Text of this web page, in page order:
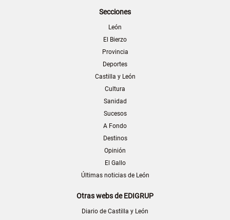
Secciones
León
El Bierzo
Provincia
Deportes
Castilla y León
Cultura
Sanidad
Sucesos
A Fondo
Destinos
Opinión
El Gallo
Últimas noticias de León
Otras webs de EDIGRUP
Diario de Castilla y León